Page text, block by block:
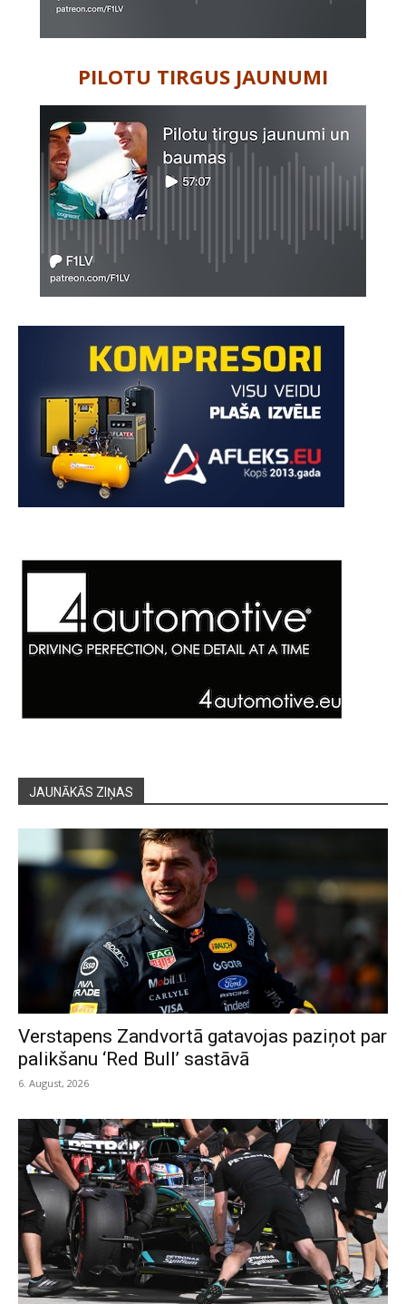
PILOTU TIRGUS JAUNUMI
JAUNĀKĀS ZIŅAS
Verstapens Zandvortā gatavojas paziņot par
palikšanu ‘Red Bull’ sastāvā
6. August, 2026